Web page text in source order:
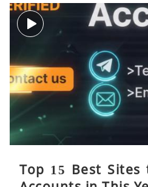
Top 15 Best